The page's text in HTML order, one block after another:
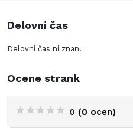
Delovni čas
Delovni čas ni znan.
Ocene strank
0 (0 ocen)